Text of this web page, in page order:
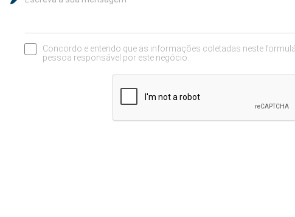
Concordo e entendo que as informações coletadas neste
pessoa responsável por este negócio.